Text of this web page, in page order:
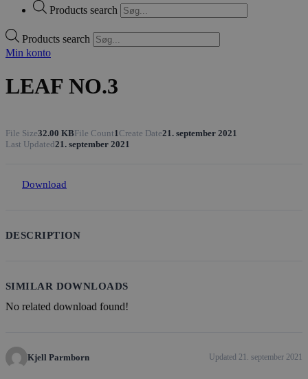
Products search
Products search
Min konto
LEAF NO.3
File Size32.00 KBFile Count1Create Date21. september 2021
Last Updated21. september 2021
Download
DESCRIPTION
SIMILAR DOWNLOADS
No related download found!
Kjell Parmborn Updated 21. september 2021